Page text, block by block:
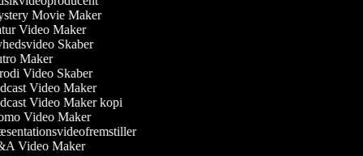
Movie Maker
Video Maker
Skaber
Maker
Video Skaber
Video Maker
Video Maker kopi
Video Maker
Video Maker